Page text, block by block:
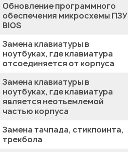
Обновление программного
обеспечения микросхемы ПЗУ
BIOS
Замена клавиатуры в
ноутбуках, где клавиатура
отсоединяется от корпуса
Замена клавиатуры в
ноутбуках, где клавиатура
является неотъемлемой
частью корпуса
Замена тачпада, стикпоинта,
трекбола